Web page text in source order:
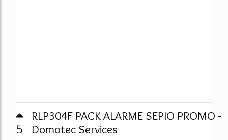
5
RLP304F PACK ALARME SEPIO PROMO -
Domotec Services